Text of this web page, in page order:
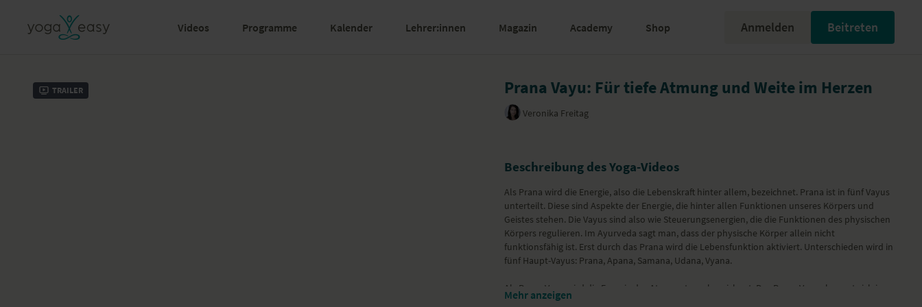
Videos Programme Kalender Lehrer:innen Magazin Academy Shop Anmelden Beitreten
Trailer Prana Vayu: Für tiefe Atmung und Weite im Herzen
Veronika Freitag
Beschreibung des Yoga-Videos
Als Prana wird die Energie, also die Lebenskraft hinter allem, bezeichnet. Prana ist in fünf Vayus
unterteilt. Diese sind Aspekte der Energie, die hinter allen Funktionen unseres Körpers und
Geistes stehen. Die Vayus sind also wie Steuerungsenergien, die die Funktionen des physischen
Körpers regulieren. Im Ayurveda sagt man, dass der physische Körper allein nicht
funktionsfähig ist. Erst durch das Prana wird die Lebensfunktion aktiviert. Unterschieden wird in
fünf Haupt-Vayus: Prana, Apana, Samana, Udana, Vyana.
Als Prana Vayu wird die Energie des Atemsystems bezeichnet. Das Prana Vayu „bewegt sich im
Bereich des Herzens und kontrolliert den Atem” (B.K.S. Iyengar – Licht auf Yoga). Es ist somit
Mehr anzeigen